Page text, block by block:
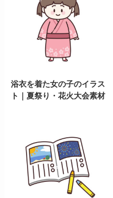
浴衣を着た女の子のイラス
ト｜夏祭り・花火大会素材